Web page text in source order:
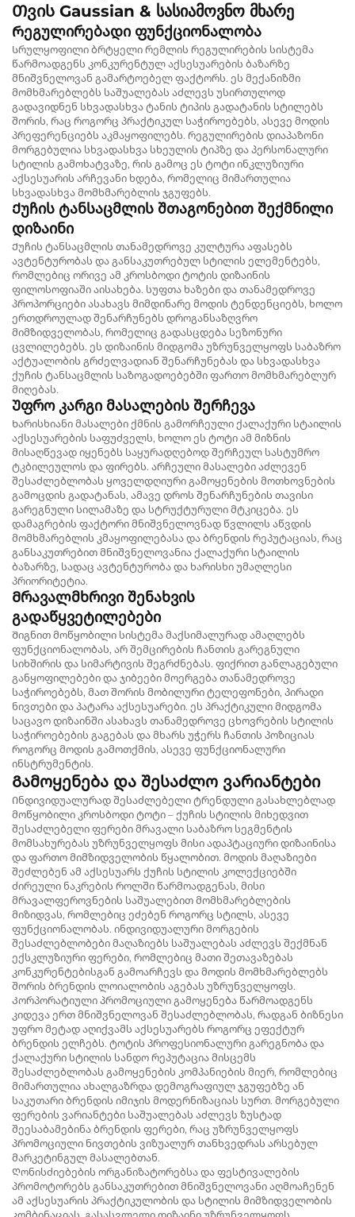
Თვის Gaussian & სასიამოვნო მხარე
Რეგულირებადი ფუნქციონალობა
Სრულყოფილი ბრტყელი რემლის რეგულირების სისტემა
წარმოადგენს კონკურენტულ აქსესუარების ბაზარზე
მნიშვნელოვან გამარტოებელ ფაქტორს. ეს მექანიზმი
მომხმარებლებს საშუალებას აძლევს უსირთულოდ
გადავიდნენ სხვადასხვა ტანის ტიპის გადატანის სტილებს
შორის, რაც როგორც პრაქტიკულ საჭიროებებს, ასევე მოდის
პრეფერენციებს აკმაყოფილებს. რეგულირების დიაპაზონი
მორგებულია სხვადასხვა სხეულის ტიპზე და პერსონალური
სტილის გამოხატვაზე, რის გამოც ეს ტოტი ინკლუზიური
აქსესუარის არჩევანი ხდება, რომელიც მიმართულია
სხვადასხვა მომხმარებლის ჯგუფებს.
Ქუჩის ტანსაცმლის შთაგონებით შექმნილი
დიზაინი
Ქუჩის ტანსაცმლის თანამედროვე კულტურა აფასებს
ავტენტურობას და განსაკუთრებულ სტილის ელემენტებს,
რომლებიც ორივე ამ კროსბოდი ტოტის დიზაინის
ფილოსოფიაში აისახება. სუფთა ხაზები და თანამედროვე
პროპორციები ასახავს მიმდინარე მოდის ტენდენციებს, ხოლო
ერთდროულად შენარჩუნებს დროგანსაზღვრო
მიმზიდველობას, რომელიც გადასცდება სეზონური
ცვლილებებს. ეს დიზაინის მიდგომა უზრუნველყოფს საბაზრო
აქტუალობის გრძელვადიან შენარჩუნებას და სხვადასხვა
ქუჩის ტანსაცმლის საზოგადოებებში ფართო მომხმარებლურ
მიღებას.
Უფრო კარგი მასალების შერჩევა
Ხარისხიანი მასალები ქმნის გამორჩეული ქალაქური სტაილის
აქსესუარების საფუძველს, ხოლო ეს ტოტი ამ მიზნის
მისაღწევად იყენებს საყურადღებოდ შერჩეულ სასტუმრო
ტკბილეულოს და ფირებს. არჩეული მასალები აძლევენ
შესაძლებლობას ყოველდღიური გამოყენების მოთხოვნების
გამოცდის გადატანას, ამავე დროს შენარჩუნების თავისი
გარეგნული სილამაზე და სტრუქტურული მტკიცება. ეს
დამაგრების ფაქტორი მნიშვნელოვნად წვლილს აწვდის
მომხმარებლის კმაყოფილებასა და ბრენდის რეპუტაციას, რაც
განსაკუთრებით მნიშვნელოვანია ქალაქური სტაილის
ბაზარზე, სადაც ავტენტურობა და ხარისხი უმაღლესი
პრიორიტეტია.
Მრავალმხრივი შენახვის
გადაწყვეტილებები
Შიგნით მოწყობილი სისტემა მაქსიმალურად ამაღლებს
ფუნქციონალობას, არ შემცირების ჩანთის გარეგნული
სიხშირის და სიმარტივის შეგრძნებას. ფიქრით განლაგებული
განყოფილებები და ჯიბეები მოერგება თანამედროვე
საჭიროებებს, მათ შორის მობილური ტელეფონები, პირადი
ნივთები და პატარა აქსესუარები. ეს პრაქტიკული მიდგომა
საცავო დიზაინში ასახავს თანამედროვე ცხოვრების სტილის
საჭიროებების გაგებას და მხარს უჭერს ჩანთის პოზიციას
როგორც მოდის გამოთქმის, ასევე ფუნქციონალური
ინსტრუმენტის.
Გამოყენება და შესაძლო ვარიანტები
Ინდივიდუალურად შესაძლებელი ტრენდული გასახლებლად
მოწყობილი კროსბოდი ტოტი – ქუჩის სტილის მიხედვით
შესაძლებელი ფერები მრავალი საბაზრო სეგმენტის
მომსახურებას უზრუნველყოფს მისი ადაპტაციური დიზაინისა
და ფართო მიმზიდველობის წყალობით. მოდის მაღაზიები
შეძლებენ ამ აქსესუარს ქუჩის სტილის კოლექციებში
ძირეული ნაკრების როლში წარმოადგენას, მისი
მრავალფეროვნების საშუალებით მომხმარებლების
მიზიდვას, რომლებიც ეძებენ როგორც სტილს, ასევე
ფუნქციონალობას. ინდივიდუალური მორგების
შესაძლებლობები მაღაზიებს საშუალებას აძლევს შექმნან
ექსკლუზიური ფერები, რომლებიც მათი შეთავაზებას
კონკურენტებისგან გამოარჩევს და მოდის მომხმარებლებს
შორის ბრენდის ლოიალობის აგებას უზრუნველყოფს.
Კორპორატიული პრომოციული გამოყენება წარმოადგენს
კიდევა ერთ მნიშვნელოვან შესაძლებლობას, რადგან ბიზნესი
უფრო მეტად აღიქვამს აქსესუარებს როგორც ეფექტურ
ბრენდის ელჩებს. ტოტის პროფესიონალური გარეგნობა და
ქალაქური სტილის სანდო რეპუტაცია მისცემს
შესაძლებლობას გამოყენების კომპანიების მიერ, რომლებიც
მიმართულია ახალგაზრდა დემოგრაფიულ ჯგუფებზე ან
საკუთარი ბრენდის იმიჯის მოდერნიზაციას სურთ. მორგებული
ფერების ვარიანტები საშუალებას აძლევს ზუსტად
შეესაბამებინა ბრენდის ფერები, რაც უზრუნველყოფს
პრომოციული ნივთების ვიზუალურ თანხვედრას არსებულ
მარკეტინგულ მასალებთან.
Ღონისძიებების ორგანიზატორებსა და ფესტივალების
პრომოტორებს განსაკუთრებით მნიშვნელოვანი აღმოაჩენენ
ამ აქსესუარის პრაქტიკულობის და სტილის მიმზიდველობის
კომბინაციას. გასასვლელი დიზაინი უზრუნველყოფს